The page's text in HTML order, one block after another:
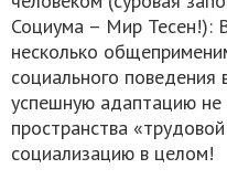
Социума – Мир Тесен!):
несколько
социального поведения
успешную адаптацию не
пространства
социализацию в целом!